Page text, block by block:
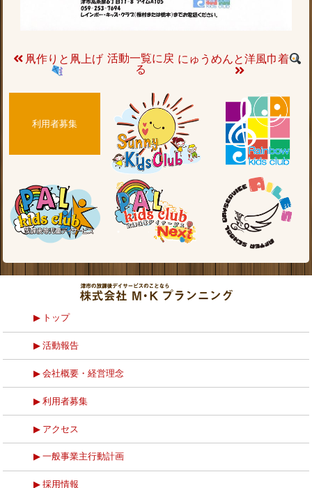
凧作りと凧上げ 活動一覧に戻
る
にゅうめんと洋風巾着
利用者募集
トップ
活動報告
会社概要・経営理念
利用者募集
アクセス
一般事業主行動計画
採用情報